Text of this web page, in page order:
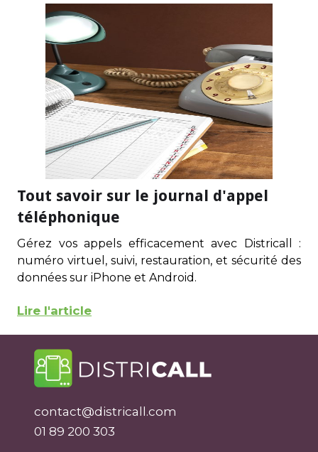
Tout savoir sur le journal d'appel
téléphonique
Gérez vos appels efficacement avec Districall :
numéro virtuel, suivi, restauration, et sécurité des
données sur iPhone et Android.
Lire l'article
contact@districall.com
01 89 200 303